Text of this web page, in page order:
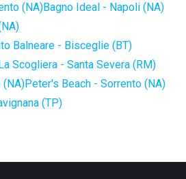
(NA)Bagno Ideal - Napoli (NA)
Balneare - Bisceglie (BT)
Scogliera - Santa Severa (RM)
(NA)Peter's Beach - Sorrento (NA)
(TP)